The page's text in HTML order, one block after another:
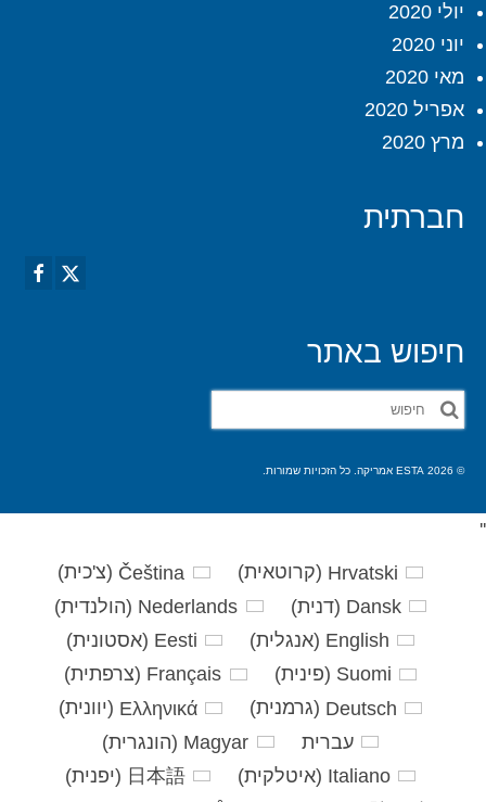
יולי 2020
יוני 2020
מאי 2020
אפריל 2020
מרץ 2020
חברתית
חיפוש באתר
חפש
© 2026 ESTA אמריקה. כל הזכויות שמורות.
'
'
Hrvatski
(קרוטאית)
Čeština
(צ'כית)
Dansk
(דנית)
Nederlands
(הולנדית)
English
(אנגלית)
Eesti
(אסטונית)
Suomi
(פינית)
Français
(צרפתית)
Deutsch
(גרמנית)
Ελληνικά
(יוונית)
עברית
Magyar
(הונגרית)
Italiano
(איטלקית)
日本語
(יפנית)